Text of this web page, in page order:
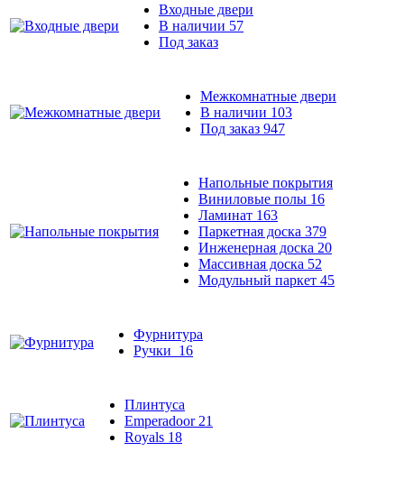
Входные двери
В наличии 57
Под заказ
Межкомнатные двери
В наличии 103
Под заказ 947
Напольные покрытия
Виниловые полы 16
Ламинат 163
Паркетная доска 379
Инженерная доска 20
Массивная доска 52
Модульный паркет 45
Фурнитура
Ручки 16
Плинтуса
Emperadoor 21
Royals 18